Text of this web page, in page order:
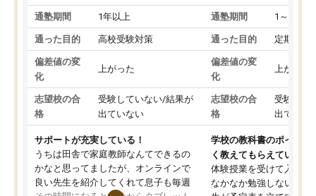
通塾期間 1年以上
通った目的 高校受験対策
偏差値の変
化
上がった
志望校の合
格
受験していない/結果が
出ていない
サポートが充実している！
うちは田舎で家庭教師なんてできるの
かなと思ってましたが、オンラインで
良い先生を紹介してくれて息子も毎週
通塾期間 1～3ヵ月
通った目的 定期テス
偏差値の変
化
上がった
志望校の合
格
受験して
出ていな
学校の教科書のポイント
く教えてもらえている
体験授業を受けて入塾し
なかなか勉強しない息子